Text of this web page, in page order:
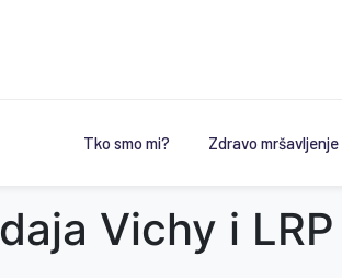
Tko smo mi? Zdravo mršavljenje
Vichy i